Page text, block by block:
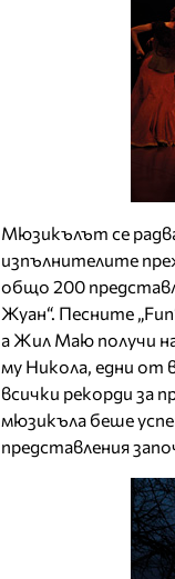
Мюзикълът се
изпълнителите
общо 200
Жуан“. Песните
а Жил Маю получи
му Никола, едни от
всички рекорди за
мюзикъла беше
представления